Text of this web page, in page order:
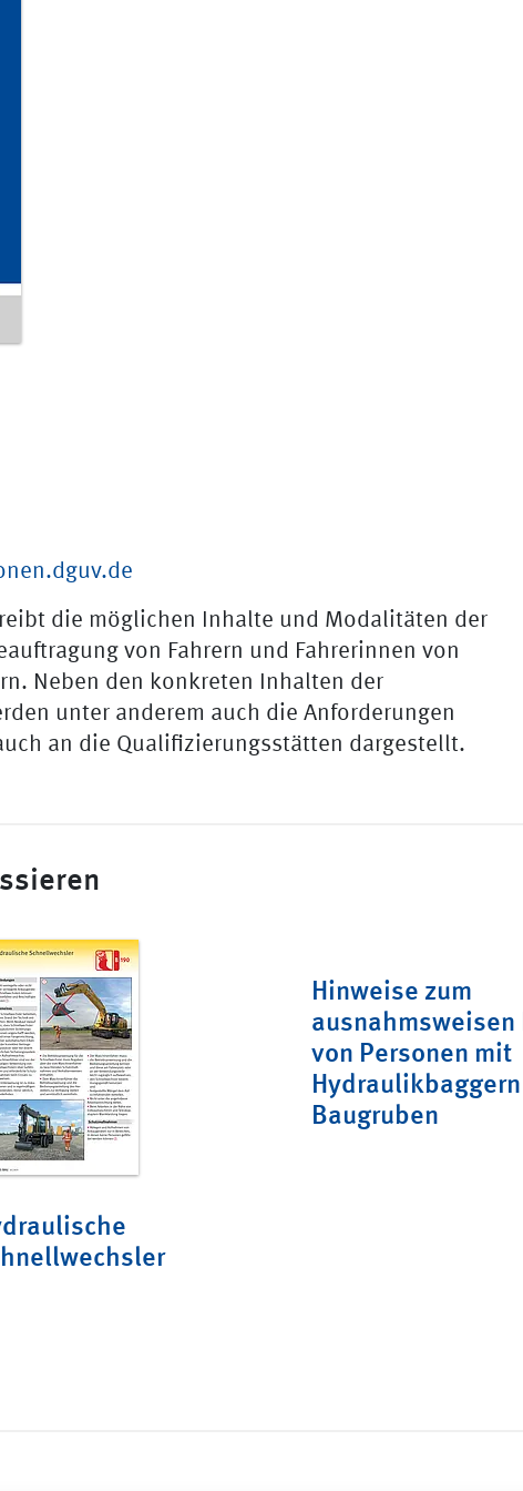
die möglichen Inhalte und Modalitäten der
von Fahrern und Fahrerinnen von
Neben den konkreten Inhalten der
unter anderem auch die Anforderungen
an die Qualifizierungsstätten dargestellt.
Hinweise zum
ausnahmsweisen
von Personen mit
Baugruben